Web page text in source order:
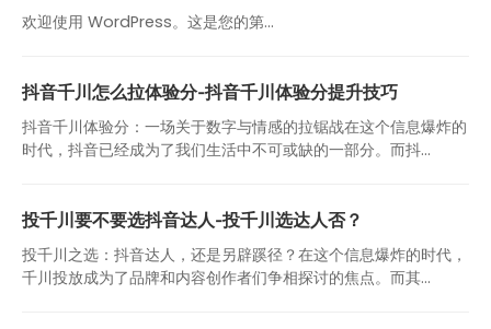
欢迎使用 WordPress。这是您的第…
抖音千川怎么拉体验分-抖音千川体验分提升技巧
抖音千川体验分：一场关于数字与情感的拉锯战在这个信息爆炸的
时代，抖音已经成为了我们生活中不可或缺的一部分。而抖...
投千川要不要选抖音达人-投千川选达人否？
投千川之选：抖音达人，还是另辟蹊径？在这个信息爆炸的时代，
千川投放成为了品牌和内容创作者们争相探讨的焦点。而其...